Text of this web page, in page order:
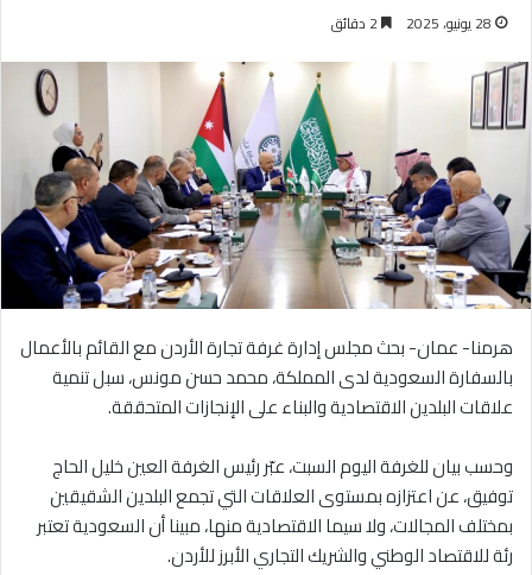
28 يونيو، 2025
هرمنا- عمان- بحث مجلس إدارة غرفة تجارة الأردن مع القائم بالأعمال
بالسفارة السعودية لدى المملكة، محمد حسن مونس، سبل تنمية
علاقات البلدين الاقتصادية والبناء على الإنجازات المتحققة.
وحسب بيان للغرفة اليوم السبت، عبّر رئيس الغرفة العين خليل الحاج
توفيق، عن اعتزازه بمستوى العلاقات التي تجمع البلدين الشقيقين
بمختلف المجالات، ولا سيما الاقتصادية منها، مبينا أن السعودية تعتبر
رئة للاقتصاد الوطني والشريك التجاري الأبرز للأردن.